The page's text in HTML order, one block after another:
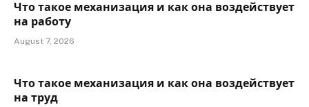
Что такое механизация и как она воздействует
на работу
August 7, 2026
Что такое механизация и как она воздействует
на труд